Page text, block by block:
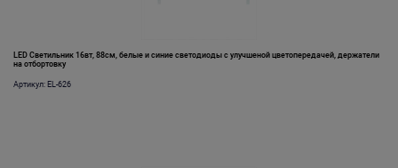
LED Светильник 16вт, 88см, белые и синие светодиоды с улучшеной цветопередачей, держатели
на отбортовку
Артикул: EL-626